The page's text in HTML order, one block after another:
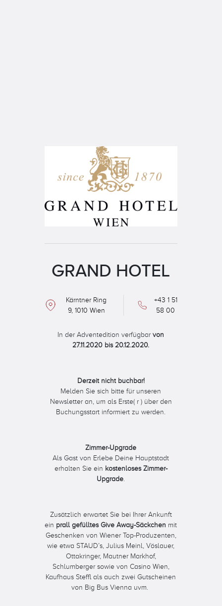
GRAND HOTEL
Kärntner Ring
9, 1010 Wien
+43 1 51
58 00
In der Adventedition verfügbarvon
27.11.2020 bis 20.12.2020.
Derzeit nicht buchbar!
Melden Sie sich bitte für unseren
Newsletter an, um als Erste( r ) über den
Buchungsstart informiert zu werden.
Zimmer-Upgrade
Als Gast von Erlebe Deine Hauptstadt
erhalten Sie ein kostenloses Zimmer-
Upgrade.
Zusätzlich erwartet Sie bei Ihrer Ankunft
ein prall gefülltes Give Away-Säckchen mit
Geschenken von Wiener Top-Produzenten,
wie etwa STAUD’s, Julius Meinl, Vöslauer,
Ottakringer, Mautner Markhof,
Schlumberger sowie von Casino Wien,
Kaufhaus Steffl als auch zwei Gutscheinen
von Big Bus Vienna uvm.